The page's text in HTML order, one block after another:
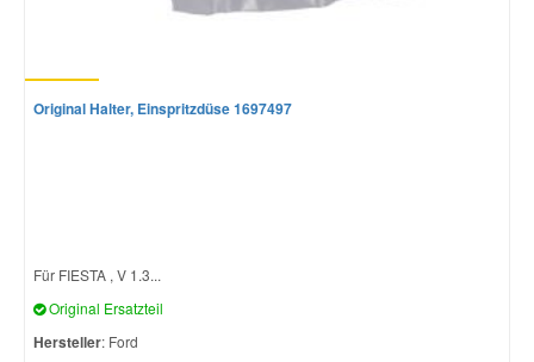
Original Halter, Einspritzdüse 1697497
Für FIESTA , V 1.3...
Original Ersatzteil
Hersteller: Ford
Skoda Ersatzteile
Toyota Ersatzteile